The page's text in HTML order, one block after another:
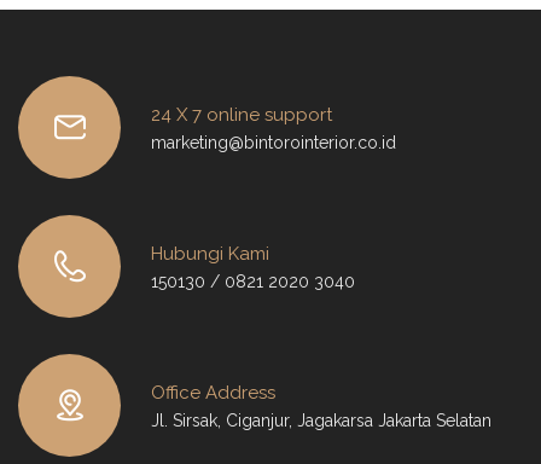
24 X 7 online support
marketing@bintorointerior.co.id
Hubungi Kami
150130 / 0821 2020 3040
Office Address
Jl. Sirsak, Ciganjur, Jagakarsa Jakarta Selatan